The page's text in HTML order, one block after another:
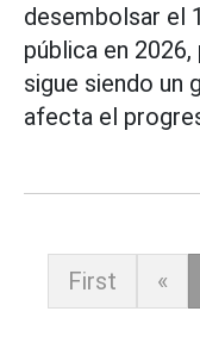
desembolsar el
pública en 2026,
sigue siendo un
afecta el
First «